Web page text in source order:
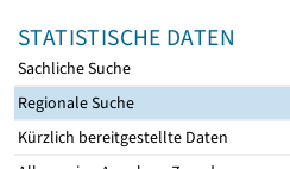
STATISTISCHE DATEN
Sachliche Suche
Regionale Suche
Kürzlich bereitgestellte Daten